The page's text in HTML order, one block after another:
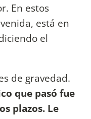
En estos
está en
el
de gravedad.
que pasó fue
plazos. Le